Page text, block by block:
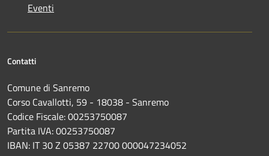
Eventi
Contatti
Comune di Sanremo
Corso Cavallotti, 59 - 18038 - Sanremo
Codice Fiscale: 00253750087
Partita IVA: 00253750087
IBAN: IT 30 Z 05387 22700 000047234052